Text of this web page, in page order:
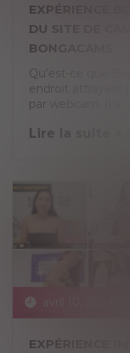
EXPÉRIENCE
DU SITE DE
BONGACAMS
Qu’est-ce que
endroit attrayant
par webcam. Il a
Lire la suite >
EXPÉRIENCE